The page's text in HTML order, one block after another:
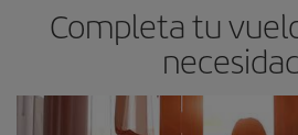
Completa tu